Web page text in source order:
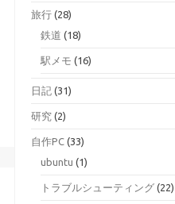
旅行 (28)
鉄道 (18)
駅メモ (16)
日記 (31)
研究 (2)
自作PC (33)
ubuntu (1)
トラブルシューティング (22)